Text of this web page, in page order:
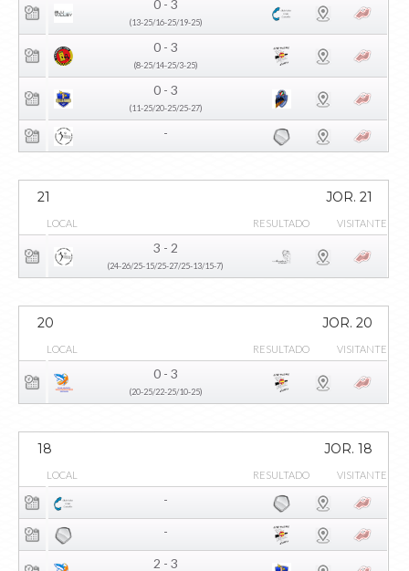
0 - 3
(13-25/16-25/19-25)
0 - 3
(8-25/14-25/3-25)
0 - 3
(11-25/20-25/25-27)
-
21 JOR. 21
LOCAL RESULTADO VISITANTE
3 - 2
(24-26/25-15/25-27/25-13/15-7)
20 JOR. 20
LOCAL RESULTADO VISITANTE
0 - 3
(20-25/22-25/10-25)
18 JOR. 18
LOCAL RESULTADO VISITANTE
-
-
2 - 3